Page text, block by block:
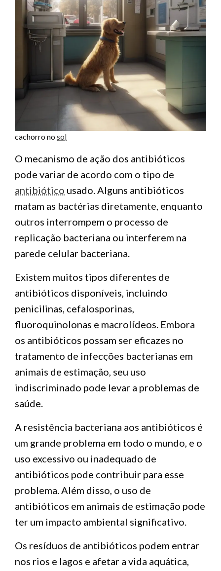
cachorro nosol
O mecanismo de ação dos antibióticos
pode variar de acordo com o tipo de
antibiótico usado. Alguns antibióticos
matam as bactérias diretamente, enquanto
outros interrompem o processo de
replicação bacteriana ou interferem na
parede celular bacteriana.
Existem muitos tipos diferentes de
antibióticos disponíveis, incluindo
penicilinas, cefalosporinas,
fluoroquinolonas e macrolídeos. Embora
os antibióticos possam ser eficazes no
tratamento de infecções bacterianas em
animais de estimação, seu uso
indiscriminado pode levar a problemas de
saúde.
A resistência bacteriana aos antibióticos é
um grande problema em todo o mundo, e o
uso excessivo ou inadequado de
antibióticos pode contribuir para esse
problema. Além disso, o uso de
antibióticos em animais de estimação pode
ter um impacto ambiental significativo.
Os resíduos de antibióticos podem entrar
nos rios e lagos e afetar a vida aquática,